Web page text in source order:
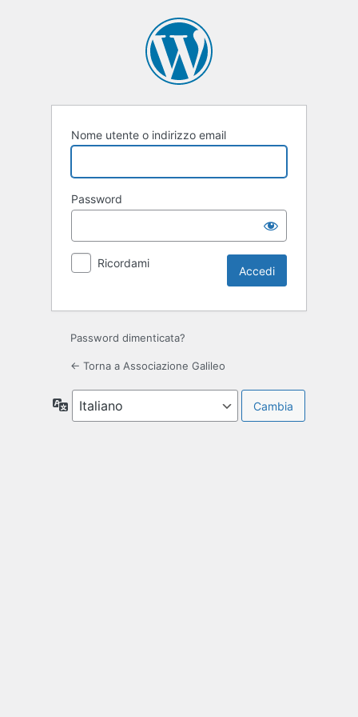
Nome utente o indirizzo email
Password
Ricordami
Password dimenticata?
← Torna a Associazione Galileo
Lingua